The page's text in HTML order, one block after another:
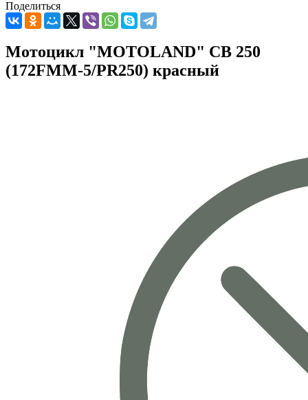
Поделиться
Мотоцикл "MOTOLAND" CB 250
(172FMM-5/PR250) красный